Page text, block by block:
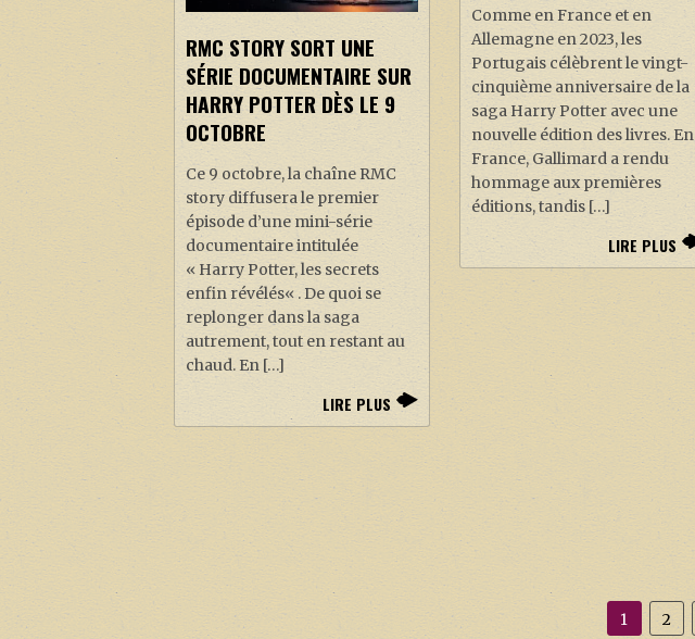
Comme en France et en
Allemagne en 2023, les
Portugais célèbrent le vingt-
cinquième anniversaire de la
saga Harry Potter avec une
nouvelle édition des livres. En
France, Gallimard a rendu
hommage aux premières
éditions, tandis […]
LIRE PLUS
RMC STORY SORT UNE
SÉRIE DOCUMENTAIRE SUR
HARRY POTTER DÈS LE 9
OCTOBRE
Ce 9 octobre, la chaîne RMC
story diffusera le premier
épisode d’une mini-série
documentaire intitulée
« Harry Potter, les secrets
enfin révélés« . De quoi se
replonger dans la saga
autrement, tout en restant au
chaud. En […]
LIRE PLUS
1 2